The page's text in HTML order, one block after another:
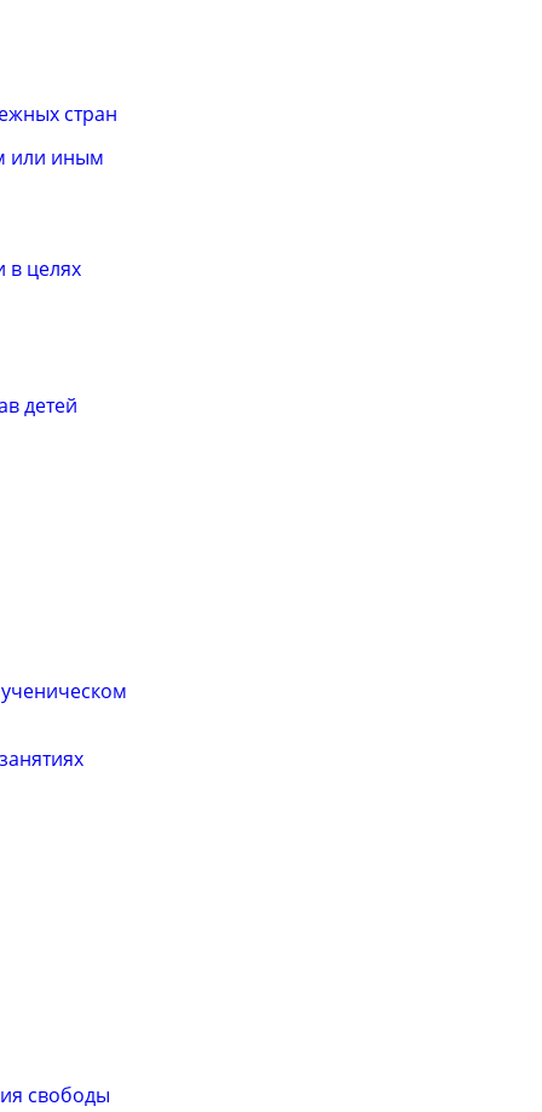
стран
или иным
целях
детей
свободы